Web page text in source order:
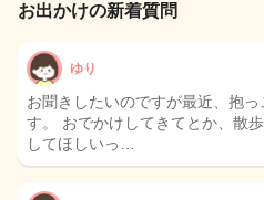
お出かけの新着質問
ゆり
お聞きしたいのですが最近、抱
す。 おでかけしてきてとか、散
してほしいっ…